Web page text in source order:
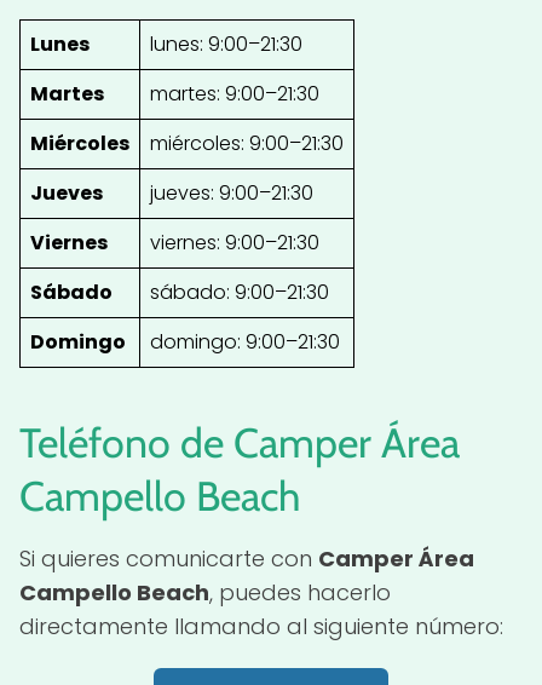
Lunes
lunes: 9:00–21:30
Martes
martes: 9:00–21:30
Miércoles
miércoles: 9:00–21:30
Jueves
jueves: 9:00–21:30
Viernes
viernes: 9:00–21:30
Sábado
sábado: 9:00–21:30
Domingo
domingo: 9:00–21:30
Teléfono de Camper Área
Campello Beach
Si quieres comunicarte con Camper Área
Campello Beach, puedes hacerlo
directamente llamando al siguiente número: